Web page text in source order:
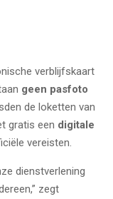
verblijfskaart
geen pasfoto
de loketten van
gratis een digitale
vereisten.
dienstverlening
zegt